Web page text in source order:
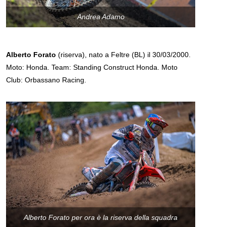
Andrea Adamo
Alberto Forato (riserva), nato a Feltre (BL) il 30/03/2000.
Moto: Honda. Team: Standing Construct Honda. Moto
Club: Orbassano Racing.
Alberto Forato per ora è la riserva della squadra